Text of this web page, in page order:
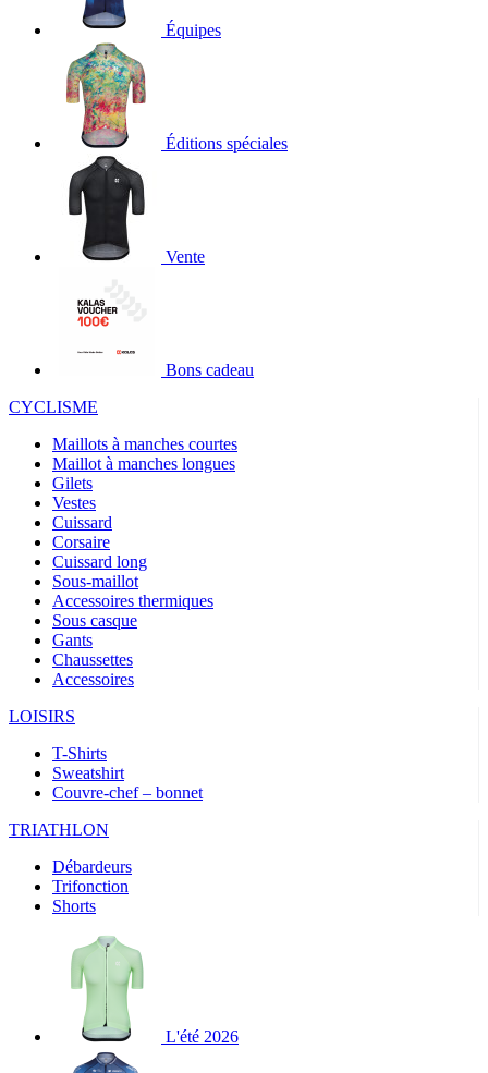
Équipes
Éditions spéciales
Vente
Bons cadeau
CYCLISME
Maillots à manches courtes
Maillot à manches longues
Gilets
Vestes
Cuissard
Corsaire
Cuissard long
Sous-maillot
Accessoires thermiques
Sous casque
Gants
Chaussettes
Accessoires
LOISIRS
T-Shirts
Sweatshirt
Couvre-chef – bonnet
TRIATHLON
Débardeurs
Trifonction
Shorts
L'été 2026